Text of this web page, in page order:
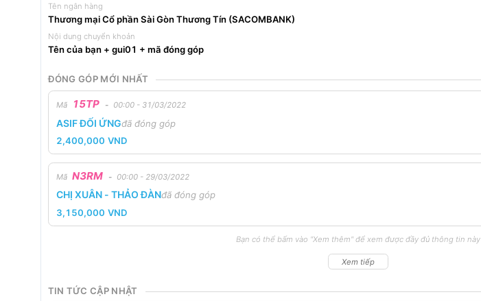
Tên ngân hàng
Thương mại Cổ phần Sài Gòn Thương Tín (SACOMBANK)
Nội dung chuyển khoản
Tên của bạn + gui01 + mã đóng góp
ĐÓNG GÓP MỚI NHẤT
Mã 15TP - 00:00 - 31/03/2022
ASIF ĐỐI ỨNGđã đóng góp
2,400,000 VND
Mã N3RM - 00:00 - 29/03/2022
CHỊ XUÂN - THẢO ĐÀNđã đóng góp
3,150,000 VND
Bạn có thể bấm vào "Xem thêm" để xem được đầy đủ thông tin này
Xem tiếp
TIN TỨC CẬP NHẬT